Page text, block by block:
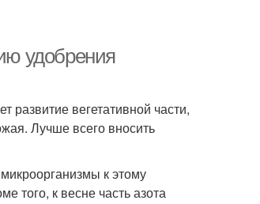
удобрения
развитие вегетативной части,
Лучше всего вносить
к этому
того, к весне часть азота